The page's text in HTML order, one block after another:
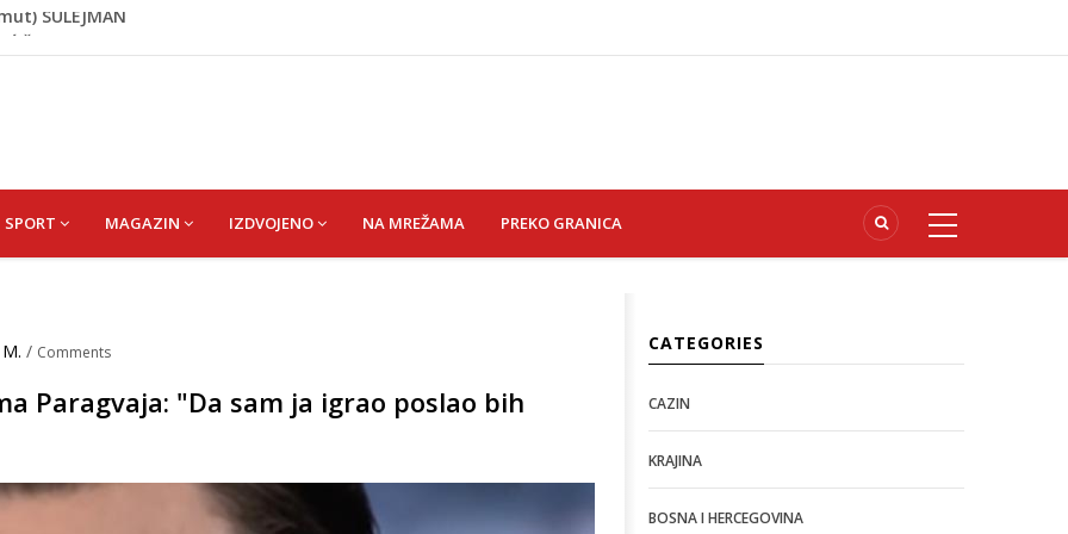
ŠEFIKU
Čizmić) AJIŠA
SULEJMAN
SPORT MAGAZIN IZDVOJENO NA MREŽAMA PREKO GRANICA
/ Comments
Paragvaja: "Da sam ja igrao poslao bih
CATEGORIES
CAZIN
KRAJINA
BOSNA I HERCEGOVINA